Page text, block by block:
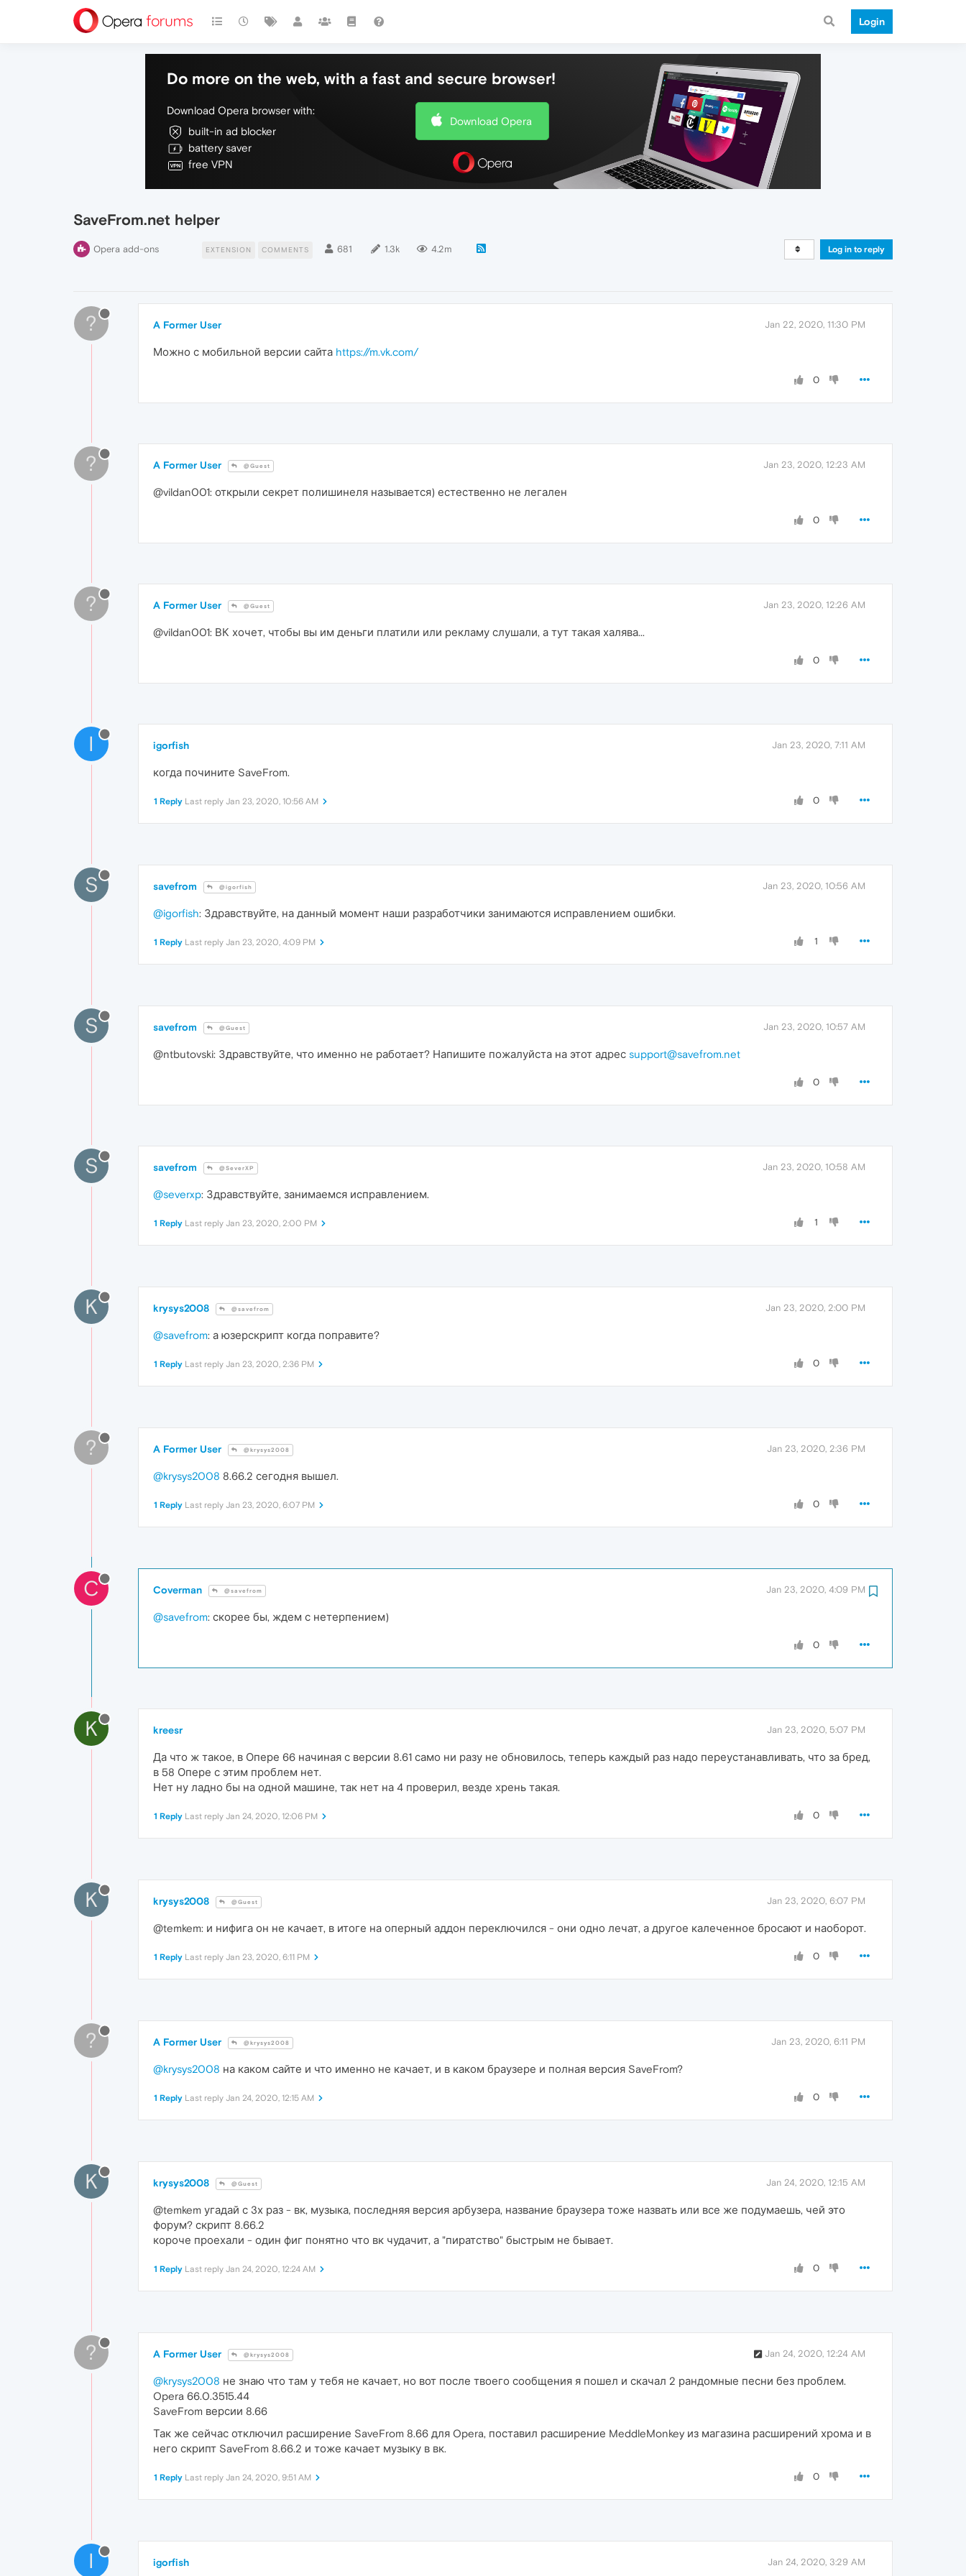
Login
Do more on the web, with a fast and secure browser!
Download Opera browser with:
built-in ad blocker
battery saver
free VPN
Download Opera
SaveFrom.net helper
Opera add-ons EXTENSION COMMENTS 681 1.3k 4.2m Log in to reply
? A Former User Jan 22, 2020, 11:30 PM
Можно с мобильной версии сайта https://m.vk.com/
0
? A Former User @Guest Jan 23, 2020, 12:23 AM
@vildan001: открыли секрет полишинеля называется) естественно не легален
0
? A Former User @Guest Jan 23, 2020, 12:26 AM
@vildan001: ВК хочет, чтобы вы им деньги платили или рекламу слушали, а тут такая халява...
0
I igorfish Jan 23, 2020, 7:11 AM
когда почините SaveFrom.
0
1 Reply Last reply Jan 23, 2020, 10:56 AM
S savefrom @igorfish Jan 23, 2020, 10:56 AM
@igorfish: Здравствуйте, на данный момент наши разработчики занимаются исправлением ошибки.
1
1 Reply Last reply Jan 23, 2020, 4:09 PM
S savefrom @Guest Jan 23, 2020, 10:57 AM
@ntbutovski: Здравствуйте, что именно не работает? Напишите пожалуйста на этот адрес support@savefrom.net
0
S savefrom @SeverXP Jan 23, 2020, 10:58 AM
@severxp: Здравствуйте, занимаемся исправлением.
1
1 Reply Last reply Jan 23, 2020, 2:00 PM
K krysys2008 @savefrom Jan 23, 2020, 2:00 PM
@savefrom: а юзерскрипт когда поправите?
0
1 Reply Last reply Jan 23, 2020, 2:36 PM
? A Former User @krysys2008 Jan 23, 2020, 2:36 PM
@krysys2008 8.66.2 сегодня вышел.
0
1 Reply Last reply Jan 23, 2020, 6:07 PM
C Coverman @savefrom Jan 23, 2020, 4:09 PM
@savefrom: скорее бы, ждем с нетерпением)
0
K kreesr Jan 23, 2020, 5:07 PM
Да что ж такое, в Опере 66 начиная с версии 8.61 само ни разу не обновилось, теперь каждый раз надо переустанавливать, что за бред,
в 58 Опере с этим проблем нет.
Нет ну ладно бы на одной машине, так нет на 4 проверил, везде хрень такая.
0
1 Reply Last reply Jan 24, 2020, 12:06 PM
K krysys2008 @Guest Jan 23, 2020, 6:07 PM
@temkem: и нифига он не качает, в итоге на оперный аддон переключился - они одно лечат, а другое калеченное бросают и наоборот.
0
1 Reply Last reply Jan 23, 2020, 6:11 PM
? A Former User @krysys2008 Jan 23, 2020, 6:11 PM
@krysys2008 на каком сайте и что именно не качает, и в каком браузере и полная версия SaveFrom?
0
1 Reply Last reply Jan 24, 2020, 12:15 AM
K krysys2008 @Guest Jan 24, 2020, 12:15 AM
@temkem угадай с 3х раз - вк, музыка, последняя версия арбузера, название браузера тоже назвать или все же подумаешь, чей это
форум? скрипт 8.66.2
короче проехали - один фиг понятно что вк чудачит, а "пиратство" быстрым не бывает.
0
1 Reply Last reply Jan 24, 2020, 12:24 AM
? A Former User @krysys2008 Jan 24, 2020, 12:24 AM
@krysys2008 не знаю что там у тебя не качает, но вот после твоего сообщения я пошел и скачал 2 рандомные песни без проблем.
Opera 66.0.3515.44
SaveFrom версии 8.66
Так же сейчас отключил расширение SaveFrom 8.66 для Opera, поставил расширение MeddleMonkey из магазина расширений хрома и в
него скрипт SaveFrom 8.66.2 и тоже качает музыку в вк.
0
1 Reply Last reply Jan 24, 2020, 9:51 AM
I igorfish Jan 24, 2020, 3:29 AM